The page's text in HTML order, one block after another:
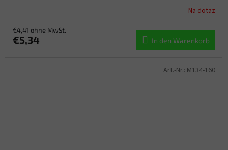
Na dotaz
€4,41 ohne MwSt.
€5,34 In den Warenkorb
Art.-Nr.: M134-160